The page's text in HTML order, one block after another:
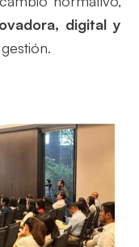
digital y